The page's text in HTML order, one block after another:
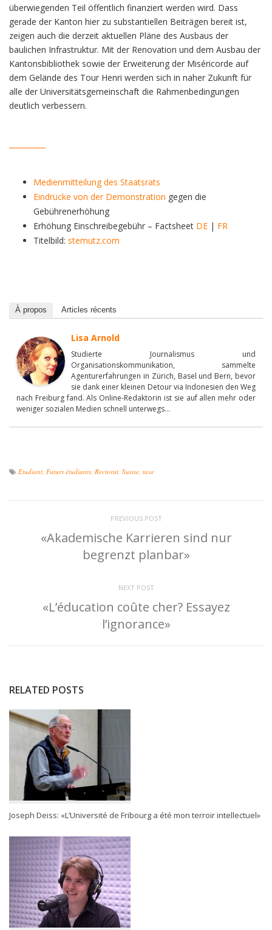
überwiegenden Teil öffentlich finanziert werden wird. Dass
gerade der Kanton hier zu substantiellen Beiträgen bereit ist,
zeigen auch die derzeit aktuellen Pläne des Ausbaus der
baulichen Infrastruktur. Mit der Renovation und dem Ausbau der
Kantonsbibliothek sowie der Erweiterung der Miséricorde auf
dem Gelände des Tour Henri werden sich in naher Zukunft für
alle der Universitätsgemeinschaft die Rahmenbedingungen
deutlich verbessern.
Medienmitteilung des Staatsrats
Eindrücke von der Demonstration gegen die
Gebührenerhöhung
Erhöhung Einschreibegebühr – Factsheet DE | FR
Titelbild: stemutz.com
À propos Articles récents
Lisa Arnold
Studierte Journalismus und
Organisationskommunikation, sammelte
Agenturerfahrungen in Zürich, Basel und Bern, bevor
sie dank einer kleinen Detour via Indonesien den Weg
nach Freiburg fand. Als Online-Redaktorin ist sie auf allen mehr oder
weniger sozialen Medien schnell unterwegs...
Etudiant Futurs étudiants Rectorat Suisse taxe
PREVIOUS POST
«Akademische Karrieren sind nur
begrenzt planbar»
NEXT POST
«L’éducation coûte cher? Essayez
l’ignorance»
RELATED POSTS
Joseph Deiss: «L’Université de Fribourg a été mon terroir intellectuel»